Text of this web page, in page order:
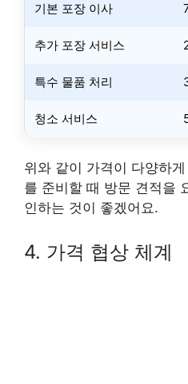
기본 포장 이사
추가 포장 서비스
특수 물품 처리
청소 서비스
위와 같이 가격이 다양하
를 준비할 때 방문 견적을
인하는 것이 좋겠어요.
4. 가격 협상 체계